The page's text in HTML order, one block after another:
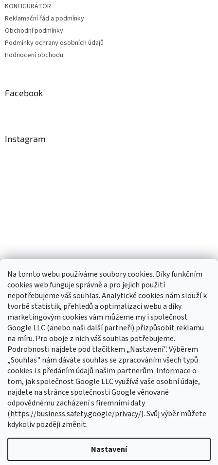
Na tomto webu používáme soubory cookies. Díky funkčním
cookies web funguje správně a pro jejich použití
nepotřebujeme váš souhlas. Analytické cookies nám slouží k
tvorbě statistik, přehledů a optimalizaci webu a díky
marketingovým cookies vám můžeme my i společnost
Google LLC (anebo naši další partneři) přizpůsobit reklamu
na míru. Pro oboje z nich váš souhlas potřebujeme.
Podrobnosti najdete pod tlačítkem „Nastavení". Výběrem
„Souhlas" nám dáváte souhlas se zpracováním všech typů
cookies i s předáním údajů našim partnerům. Informace o
tom, jak společnost Google LLC využívá vaše osobní údaje,
najdete na stránce společnosti Google věnované
odpovědnému zacházení s firemními daty
(https://business.safety.google/privacy/). Svůj výběr můžete
kdykoliv později změnit.
Nastavení
KONFIGURÁTOR
Reklamační řád a podmínky
Obchodní podmínky
Podmínky ochrany osobních údajů
Hodnocení obchodu
Facebook
Instagram
Sledovat na Instagramu
Odebírat newsletter
Vložte svůj e-mail a my vám budeme zasílat informace o nových
produktech na našem e-shopu.
E-mail
Vložením e-mailu souhlasíte s podmínkami ochrany osobních údajů